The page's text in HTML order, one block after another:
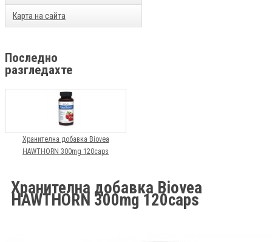
Карта на сайта
Последно
разгледахте
Хранителна добавка Biovea
HAWTHORN 300mg 120caps
Хранителна добавка Biovea
HAWTHORN 300mg 120caps